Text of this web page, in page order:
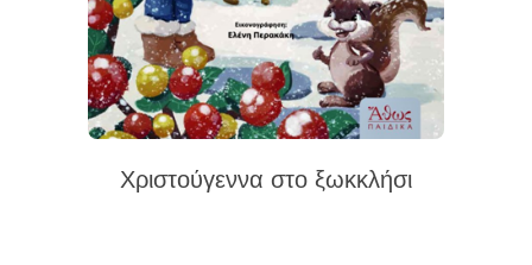
Χριστούγεννα στο ξωκκλήσι